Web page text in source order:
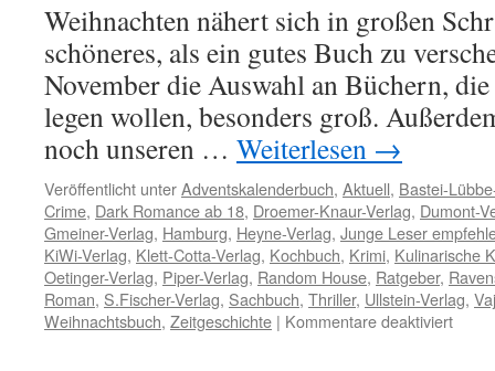
John
Woodward
Weihnachten nähert sich in großen
schöneres, als ein gutes Buch zu
November die Auswahl an Büchern,
legen wollen, besonders groß.
noch unseren … Weiterlesen →
Veröffentlicht unterAdventskalenderbuch, Aktuell, Bastei-
Crime, Dark Romance ab 18, Droemer-Knaur-Verlag, Dumont-
Gmeiner-Verlag, Hamburg, Heyne-Verlag, Junge Leser
KiWi-Verlag, Klett-Cotta-Verlag, Kochbuch, Krimi, Kulinarische
Oetinger-Verlag, Piper-Verlag, Random House, Ratgeber,
Roman, S.Fischer-Verlag, Sachbuch, Thriller, Ullstein-Verlag,
Weihnachtsbuch, Zeitgeschichte | Kommentare deaktiviertfür